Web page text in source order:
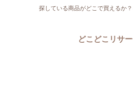
探している商品がどこで買えるか？
どこどこリサ